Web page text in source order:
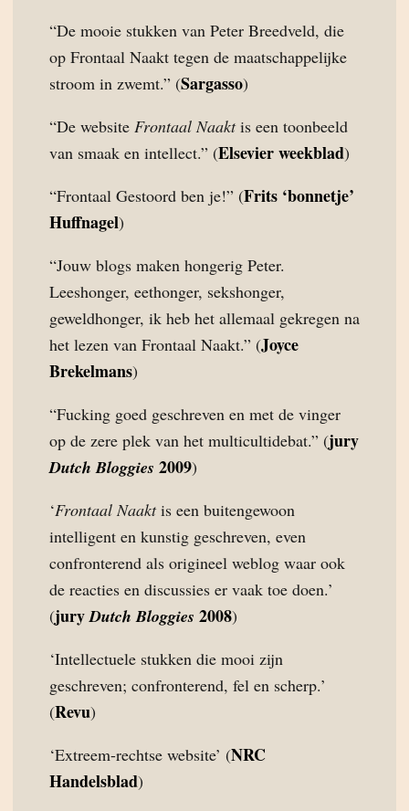
“De mooie stukken van Peter Breedveld, die
op Frontaal Naakt tegen de maatschappelijke
stroom in zwemt.” (Sargasso)
“De website Frontaal Naaktis een toonbeeld
van smaak en intellect.” (Elsevier weekblad)
“Frontaal Gestoord ben je!” (Frits ‘bonnetje’
Huffnagel)
“Jouw blogs maken hongerig Peter.
Leeshonger, eethonger, sekshonger,
geweldhonger, ik heb het allemaal gekregen na
het lezen van Frontaal Naakt.” (Joyce
Brekelmans)
“Fucking goed geschreven en met de vinger
op de zere plek van het multicultidebat.” (jury
Dutch Bloggies 2009)
‘Frontaal Naaktis een buitengewoon
intelligent en kunstig geschreven, even
confronterend als origineel weblog waar ook
de reacties en discussies er vaak toe doen.’
(juryDutch Bloggies 2008)
‘Intellectuele stukken die mooi zijn
geschreven; confronterend, fel en scherp.’
(Revu)
‘Extreem-rechtse website’ (NRC
Handelsblad)